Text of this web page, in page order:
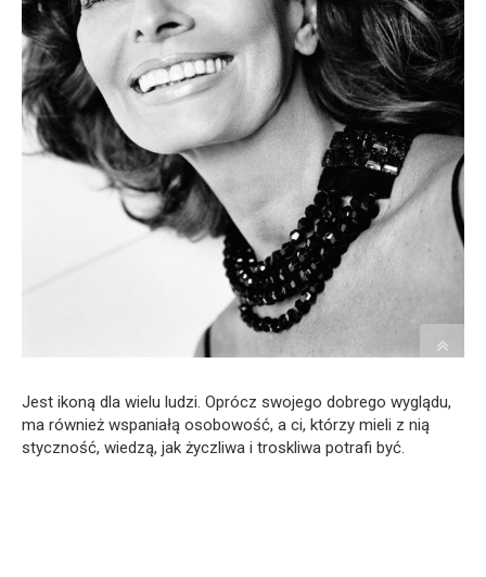
Jest ikoną dla wielu ludzi. Oprócz swojego dobrego wyglądu,
ma również wspaniałą osobowość, a ci, którzy mieli z nią
styczność, wiedzą, jak życzliwa i troskliwa potrafi być.